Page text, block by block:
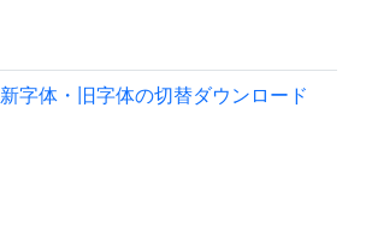
新字体・旧字体の切替ダウンロード